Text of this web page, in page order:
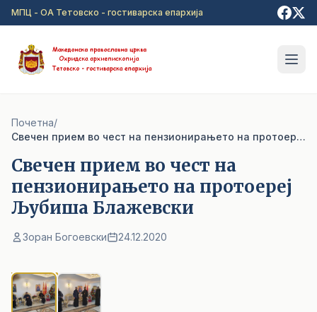
Прејди на главна содржина
МПЦ - ОА Тетовско - гостиварска епархија
Почетна/
Свечен прием во чест на пензионирањето на протоереј Љубиша Блажевски
Свечен прием во чест на
пензионирањето на протоереј
Љубиша Блажевски
Зоран Богоевски 24.12.2020